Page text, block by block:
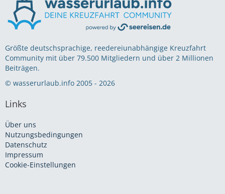
Größte deutschsprachige, reedereiunabhängige Kreuzfahrt
Community mit über 79.500 Mitgliedern und über 2 Millionen
Beiträgen.
© wasserurlaub.info 2005 - 2026
Links
Über uns
Nutzungsbedingungen
Datenschutz
Impressum
Cookie-Einstellungen